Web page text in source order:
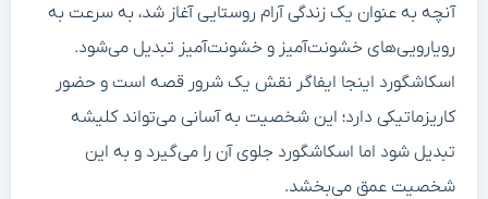
آنچه به عنوان یک زندگی آرام روستایی آغاز شد، به سرعت به
رویارویی‌های خشونت‌آمیز و خشونت‌آمیز تبدیل می‌شود.
اسکاشگورد اینجا ایفاگر نقش یک شرور قصه است و حضور
کاریزماتیکی دارد؛ این شخصیت به آسانی می‌تواند کلیشه
تبدیل شود اما اسکاشگورد جلوی آن را می‌گیرد و به این
شخصیت عمق می‌بخشد.